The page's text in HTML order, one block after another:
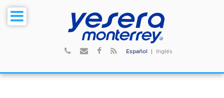
Español | Inglés